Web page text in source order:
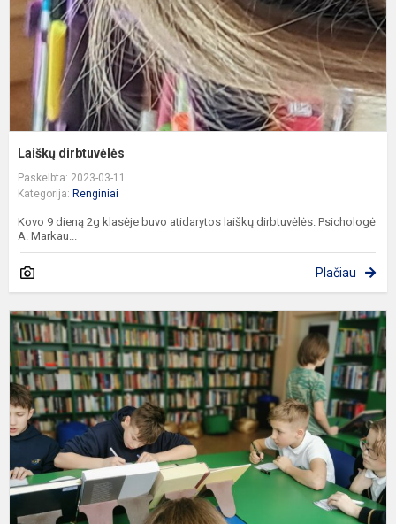
Laiškų dirbtuvėlės
Paskelbta: 2023-03-11
Kategorija: Renginiai
Kovo 9 dieną 2g klasėje buvo atidarytos laiškų dirbtuvėlės. Psichologė
A. Markau...
Plačiau